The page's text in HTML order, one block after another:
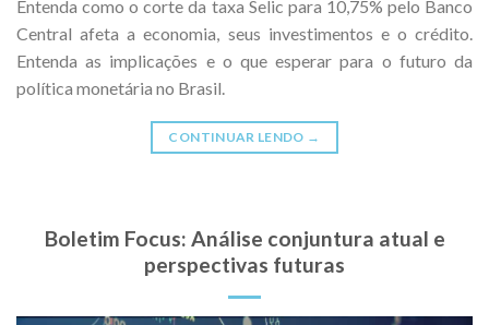
Entenda como o corte da taxa Selic para 10,75% pelo Banco
Central afeta a economia, seus investimentos e o crédito.
Entenda as implicações e o que esperar para o futuro da
política monetária no Brasil.
CONTINUAR LENDO →
Boletim Focus: Análise conjuntura atual e
perspectivas futuras